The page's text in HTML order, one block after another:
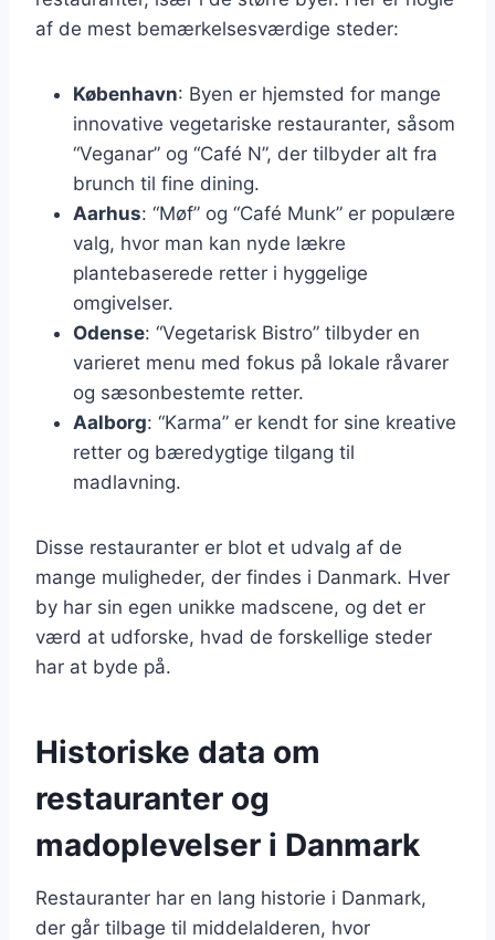
af de mest bemærkelsesværdige steder:
København: Byen er hjemsted for mange
innovative vegetariske restauranter, såsom
“Veganar” og “Café N”, der tilbyder alt fra
brunch til fine dining.
Aarhus: “Møf” og “Café Munk” er populære
valg, hvor man kan nyde lækre
plantebaserede retter i hyggelige
omgivelser.
Odense: “Vegetarisk Bistro” tilbyder en
varieret menu med fokus på lokale råvarer
og sæsonbestemte retter.
Aalborg: “Karma” er kendt for sine kreative
retter og bæredygtige tilgang til
madlavning.
Disse restauranter er blot et udvalg af de
mange muligheder, der findes i Danmark. Hver
by har sin egen unikke madscene, og det er
værd at udforske, hvad de forskellige steder
har at byde på.
Historiske data om
restauranter og
madoplevelser i Danmark
Restauranter har en lang historie i Danmark,
der går tilbage til middelalderen, hvor